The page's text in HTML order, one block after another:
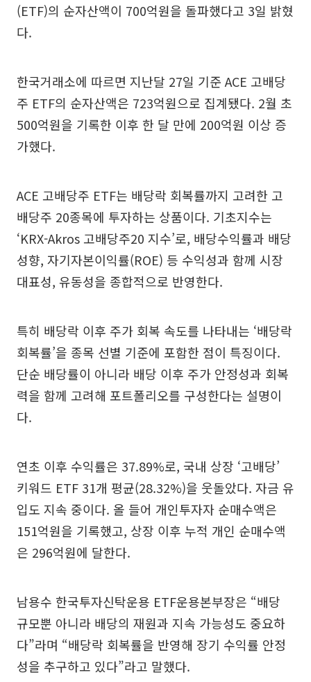
(ETF)의 순자산액이 700억원을 돌파했다고 3일 밝혔
다.
한국거래소에 따르면 지난달 27일 기준 ACE 고배당
주 ETF의 순자산액은 723억원으로 집계됐다. 2월 초
500억원을 기록한 이후 한 달 만에 200억원 이상 증
가했다.
ACE 고배당주 ETF는 배당락 회복률까지 고려한 고
배당주 20종목에 투자하는 상품이다. 기초지수는
‘KRX-Akros 고배당주20 지수’로, 배당수익률과 배당
성향, 자기자본이익률(ROE) 등 수익성과 함께 시장
대표성, 유동성을 종합적으로 반영한다.
특히 배당락 이후 주가 회복 속도를 나타내는 ‘배당락
회복률’을 종목 선별 기준에 포함한 점이 특징이다.
단순 배당률이 아니라 배당 이후 주가 안정성과 회복
력을 함께 고려해 포트폴리오를 구성한다는 설명이
다.
연초 이후 수익률은 37.89%로, 국내 상장 ‘고배당’
키워드 ETF 31개 평균(28.32%)을 웃돌았다. 자금 유
입도 지속 중이다. 올 들어 개인투자자 순매수액은
151억원을 기록했고, 상장 이후 누적 개인 순매수액
은 296억원에 달한다.
남용수 한국투자신탁운용 ETF운용본부장은 “배당
규모뿐 아니라 배당의 재원과 지속 가능성도 중요하
다”라며 “배당락 회복률을 반영해 장기 수익률 안정
성을 추구하고 있다”라고 말했다.